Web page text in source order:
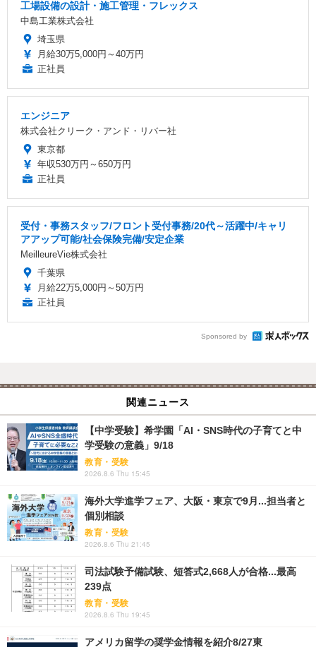
工場設備の設計・施工管理・フレックス
中島工業株式会社
埼玉県
月給30万5,000円～40万円
正社員
エンジニア
株式会社クリーク・アンド・リバー社
東京都
年収530万円～650万円
正社員
受付・事務スタッフ/フロント受付事務/20代～活躍中/キャリ
アアップ可能/社会保険完備/安定企業
MeilleureVie株式会社
千葉県
月給22万5,000円～50万円
正社員
Sponsored by
関連ニュース
【中学受験】希学園「AI・SNS時代の子育てと中
学受験の意義」9/18
教育・受験
2026.8.6 Thu 15:45
海外大学進学フェア、大阪・東京で9月...担当者と
個別相談
教育・受験
2026.8.6 Thu 21:45
司法試験予備試験、短答式2,668人が合格...最高
239点
教育・受験
2026.8.6 Thu 19:45
アメリカ留学の奨学金情報を紹介8/27東